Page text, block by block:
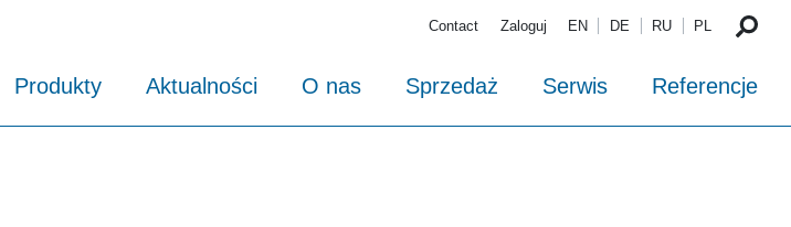
Contact Zaloguj EN DE RU PL
Produkty Aktualności O nas Sprzedaż Serwis Referencje